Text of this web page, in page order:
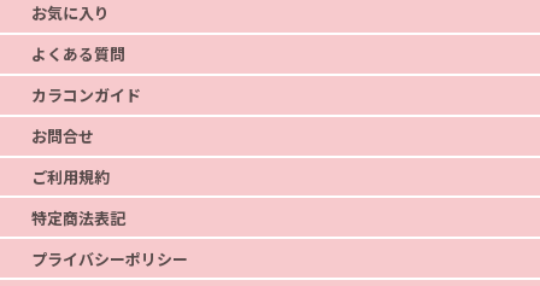
お気に入り
よくある質問
カラコンガイド
お問合せ
ご利用規約
特定商法表記
プライバシーポリシー